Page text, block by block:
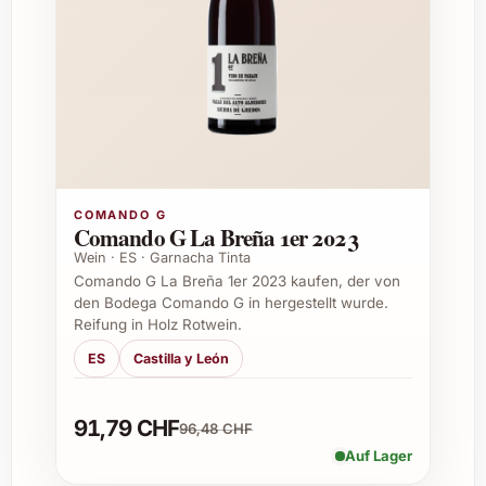
Weihnachten – als zart-süsse Ergänzung
zum Festtagskorb
Silvester – ideal als kleiner Snack zum
Sommerfeste – fruchtige Erfrischung für
Gastronomie – als Gourmet-Beigabe zu
Desserts und Cocktails
Vielfältige Einsatzmöglichkeiten
Die Orange Peels eignen sich hervorragend
zum puren Genuss oder als kreative Zutat in
Fruchtigkeit ergänzen sie:
COMANDO G
Comando G La Breña 1er 2023
Wein · ES · Garnacha Tinta
Comando G La Breña 1er 2023 kaufen, der von
den Bodega Comando G in hergestellt wurde.
Reifung in Holz Rotwein.
ES Castilla y León
91,79 CHF96,48 CHF
Auf Lager